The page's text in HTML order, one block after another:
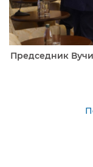
Председник